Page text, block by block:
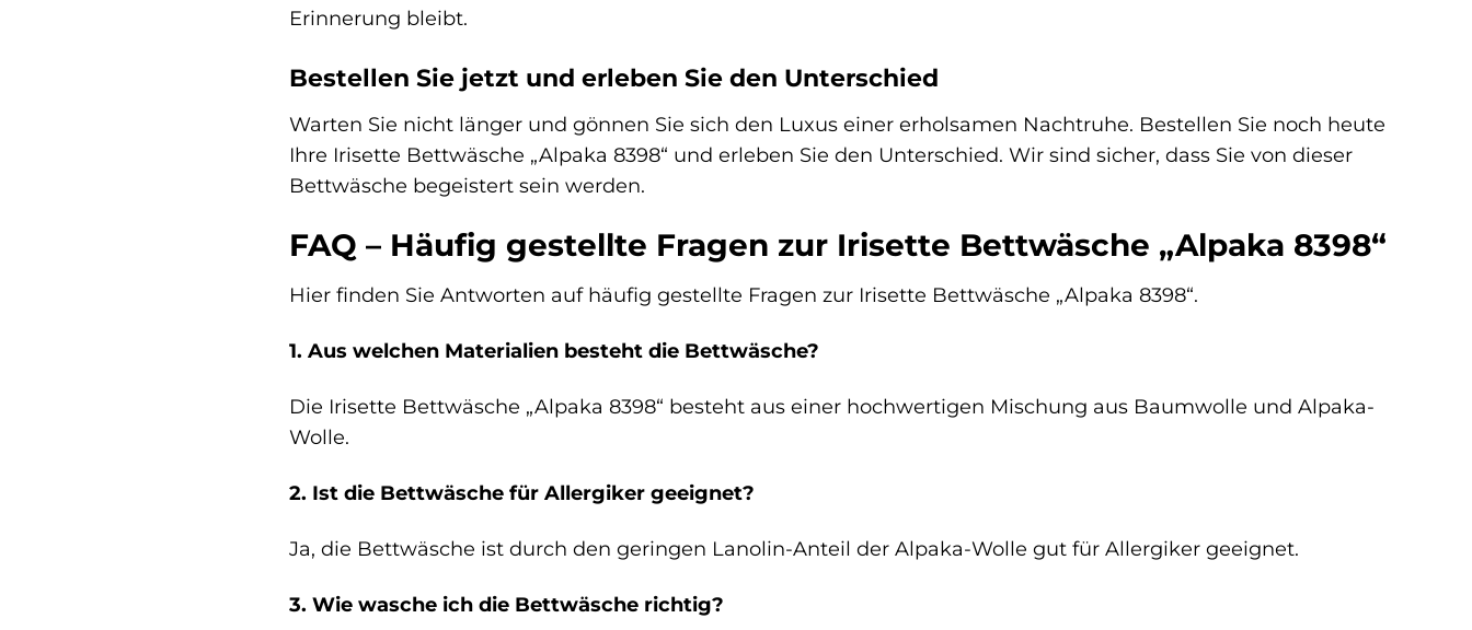
Erinnerung bleibt.
Bestellen Sie jetzt und erleben Sie den Unterschied
Warten Sie nicht länger und gönnen Sie sich den Luxus einer erholsamen Nachtruhe. Bestellen Sie noch heute
Ihre Irisette Bettwäsche „Alpaka 8398“ und erleben Sie den Unterschied. Wir sind sicher, dass Sie von dieser
Bettwäsche begeistert sein werden.
FAQ – Häufig gestellte Fragen zur Irisette Bettwäsche „Alpaka 8398“
Hier finden Sie Antworten auf häufig gestellte Fragen zur Irisette Bettwäsche „Alpaka 8398“.
1. Aus welchen Materialien besteht die Bettwäsche?
Die Irisette Bettwäsche „Alpaka 8398“ besteht aus einer hochwertigen Mischung aus Baumwolle und Alpaka-
Wolle.
2. Ist die Bettwäsche für Allergiker geeignet?
Ja, die Bettwäsche ist durch den geringen Lanolin-Anteil der Alpaka-Wolle gut für Allergiker geeignet.
3. Wie wasche ich die Bettwäsche richtig?